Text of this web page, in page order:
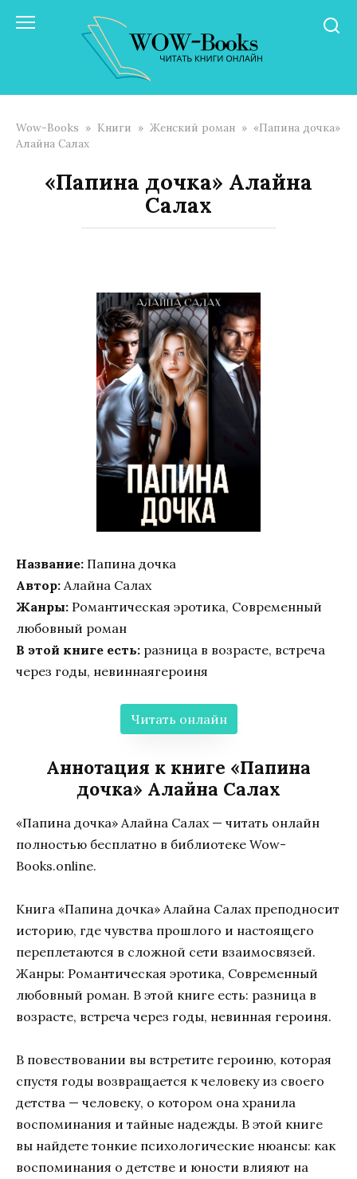
Wow-Books » Книги » Женский роман » «Папина дочка»
Алайна Салах
«Папина дочка» Алайна
Салах
Название: Папина дочка
Автор: Алайна Салах
Жанры: Романтическая эротика, Современный
любовный роман
В этой книге есть: разница в возрасте, встреча
через годы, невиннаягероиня
Читать онлайн
Аннотация к книге «Папина
дочка» Алайна Салах
«Папина дочка» Алайна Салах — читать онлайн
полностью бесплатно в библиотеке Wow-
Books.online.
Книга «Папина дочка» Алайна Салах преподносит
историю, где чувства прошлого и настоящего
переплетаются в сложной сети взаимосвязей.
Жанры: Романтическая эротика, Современный
любовный роман. В этой книге есть: разница в
возрасте, встреча через годы, невинная героиня.
В повествовании вы встретите героиню, которая
спустя годы возвращается к человеку из своего
детства — человеку, о котором она хранила
воспоминания и тайные надежды. В этой книге
вы найдете тонкие психологические нюансы: как
воспоминания о детстве и юности влияют на